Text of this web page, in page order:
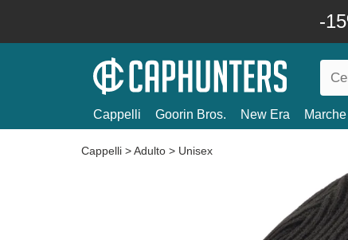
-
Cappelli Goorin Bros. New Era Marche
Cappelli >Adulto > Unisex